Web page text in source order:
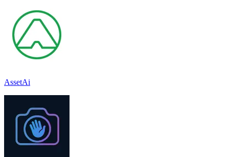
AssetAi